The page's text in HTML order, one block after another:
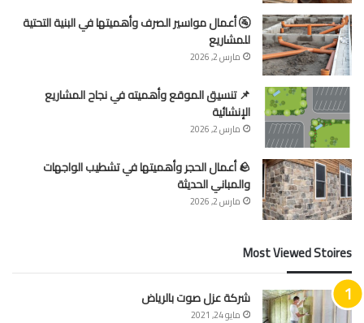
🚰 أعمال مواسير الصرف وأهميتها في البنية التحتية
للمشاريع
مارس 2, 2026
📌 تنسيق الموقع وأهميته في نجاح المشاريع
الإنشائية
مارس 2, 2026
🪨 أعمال الحجر وأهميتها في تشطيب الواجهات
والمباني الحديثة
مارس 2, 2026
Most Viewed Stoires
شركة عزل صوت بالرياض
مايو 24, 2021